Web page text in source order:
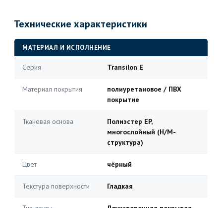
Технические характеристики
МАТЕРИАЛ И ИСПОЛНЕНИЕ
Серия Transilon E
Материал покрытия
полиуретановое / ПВХ
покрытие
Тканевая основа
Полиэстер EP,
многослойный (H/M-
структура)
Цвет чёрный
Текстура поверхности Гладкая